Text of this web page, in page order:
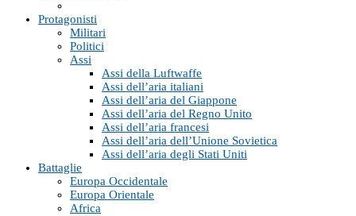
Protagonisti
Militari
Politici
Assi
Assi della Luftwaffe
Assi dell’aria italiani
Assi dell’aria del Giappone
Assi dell’aria del Regno Unito
Assi dell’aria francesi
Assi dell’aria dell’Unione Sovietica
Assi dell’aria degli Stati Uniti
Battaglie
Europa Occidentale
Europa Orientale
Africa